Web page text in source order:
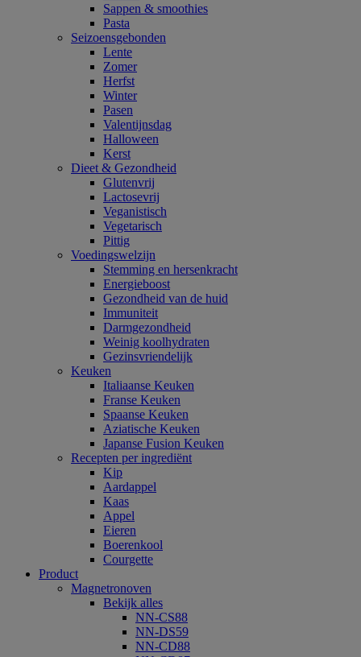
Sappen & smoothies
Pasta
Seizoensgebonden
Lente
Zomer
Herfst
Winter
Pasen
Valentijnsdag
Halloween
Kerst
Dieet & Gezondheid
Glutenvrij
Lactosevrij
Veganistisch
Vegetarisch
Pittig
Voedingswelzijn
Stemming en hersenkracht
Energieboost
Gezondheid van de huid
Immuniteit
Darmgezondheid
Weinig koolhydraten
Gezinsvriendelijk
Keuken
Italiaanse Keuken
Franse Keuken
Spaanse Keuken
Aziatische Keuken
Japanse Fusion Keuken
Recepten per ingrediënt
Kip
Aardappel
Kaas
Appel
Eieren
Boerenkool
Courgette
Product
Magnetronoven
Bekijk alles
NN-CS88
NN-DS59
NN-CD88